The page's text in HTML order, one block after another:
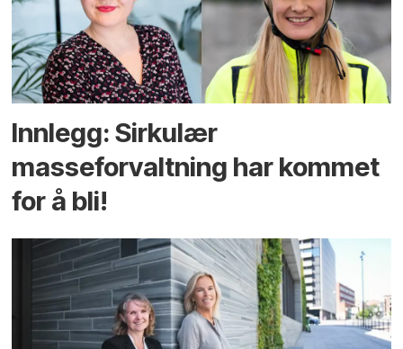
Innlegg: Sirkulær
masseforvaltning har kommet
for å bli!